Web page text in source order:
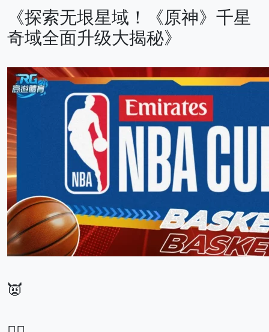
《探索无垠星域！《原神》千星
奇域全面升级大揭秘》
👿